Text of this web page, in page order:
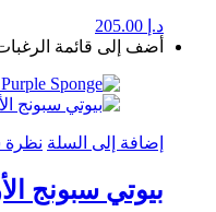
د.إ
أضف إلى قائمة
إضافة إلى السلة نظرة
بيوتي سبونج